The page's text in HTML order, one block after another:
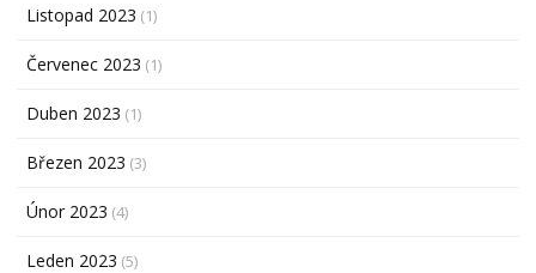
Listopad 2023 (1)
Červenec 2023 (1)
Duben 2023 (1)
Březen 2023 (3)
Únor 2023 (4)
Leden 2023 (5)